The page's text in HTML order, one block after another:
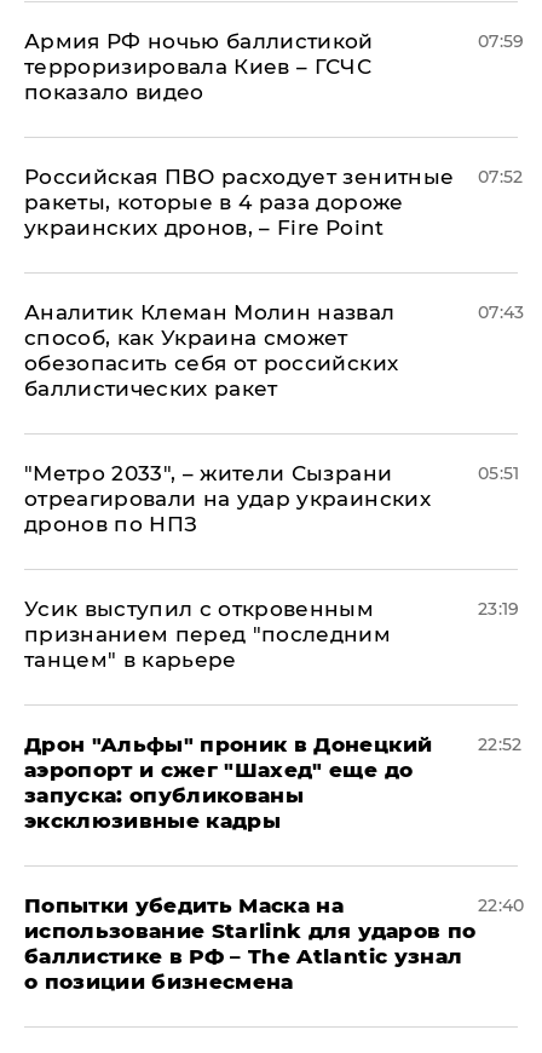
Армия РФ ночью баллистикой
терроризировала Киев – ГСЧС
показало видео
07:59
Российская ПВО расходует зенитные
ракеты, которые в 4 раза дороже
украинских дронов, – Fire Point
07:52
Аналитик Клеман Молин назвал
способ, как Украина сможет
обезопасить себя от российских
баллистических ракет
07:43
"Метро 2033", – жители Сызрани
отреагировали на удар украинских
дронов по НПЗ
05:51
Усик выступил с откровенным
признанием перед "последним
танцем" в карьере
23:19
Дрон "Альфы" проник в Донецкий
аэропорт и сжег "Шахед" еще до
запуска: опубликованы
эксклюзивные кадры
22:52
Попытки убедить Маска на
использование Starlink для ударов по
баллистике в РФ – The Atlantic узнал
о позиции бизнесмена
22:40